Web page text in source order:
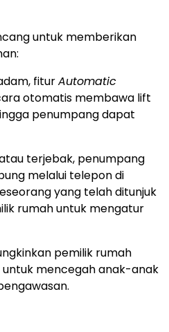
untuk memberikan
fiturAutomatic
otomatis membawa lift
penumpang dapat
terjebak, penumpang
melalui telepon di
yang telah ditunjuk
rumah untuk mengatur
pemilik rumah
mencegah anak-anak